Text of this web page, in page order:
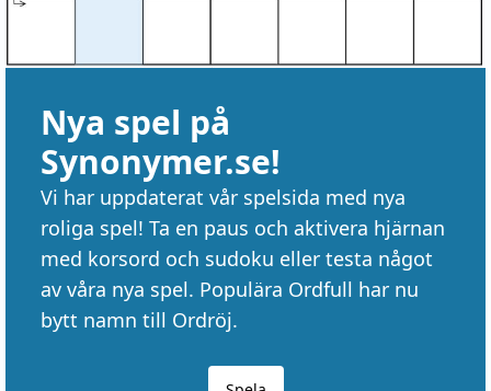
Nya spel på
Synonymer.se!
Vi har uppdaterat vår spelsida med nya
roliga spel! Ta en paus och aktivera hjärnan
med korsord och sudoku eller testa något
av våra nya spel. Populära Ordfull har nu
bytt namn till Ordröj.